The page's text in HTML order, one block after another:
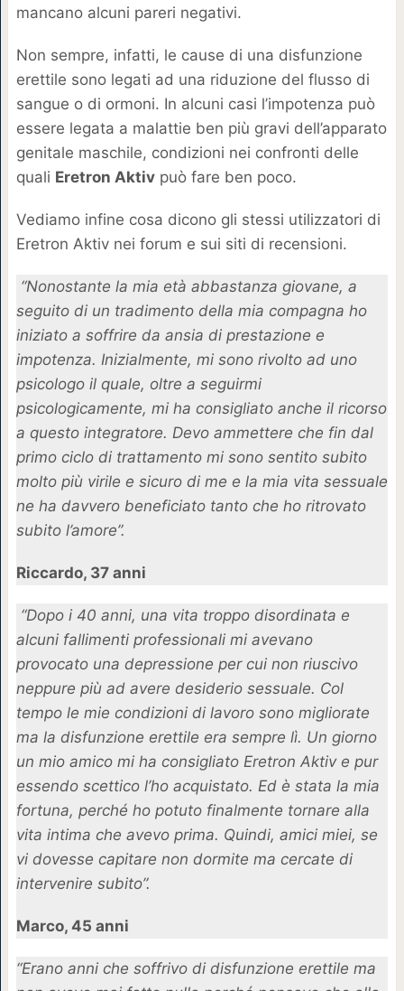
mancano alcuni pareri negativi.
Non sempre, infatti, le cause di una disfunzione
erettile sono legati ad una riduzione del flusso di
sangue o di ormoni. In alcuni casi l’impotenza può
essere legata a malattie ben più gravi dell’apparato
genitale maschile, condizioni nei confronti delle
quali Eretron Aktivpuò fare ben poco.
Vediamo infine cosa dicono gli stessi utilizzatori di
Eretron Aktiv nei forum e sui siti di recensioni.
“Nonostante la mia età abbastanza giovane, a
seguito di un tradimento della mia compagna ho
iniziato a soffrire da ansia di prestazione e
impotenza. Inizialmente, mi sono rivolto ad uno
psicologo il quale, oltre a seguirmi
psicologicamente, mi ha consigliato anche il ricorso
a questo integratore. Devo ammettere che fin dal
primo ciclo di trattamento mi sono sentito subito
molto più virile e sicuro di me e la mia vita sessuale
ne ha davvero beneficiato tanto che ho ritrovato
subito l’amore”.
Riccardo, 37 anni
“Dopo i 40 anni, una vita troppo disordinata e
alcuni fallimenti professionali mi avevano
provocato una depressione per cui non riuscivo
neppure più ad avere desiderio sessuale. Col
tempo le mie condizioni di lavoro sono migliorate
ma la disfunzione erettile era sempre lì. Un giorno
un mio amico mi ha consigliato Eretron Aktiv e pur
essendo scettico l’ho acquistato. Ed è stata la mia
fortuna, perché ho potuto finalmente tornare alla
vita intima che avevo prima. Quindi, amici miei, se
vi dovesse capitare non dormite ma cercate di
intervenire subito”.
Marco, 45 anni
“Erano anni che soffrivo di disfunzione erettile ma